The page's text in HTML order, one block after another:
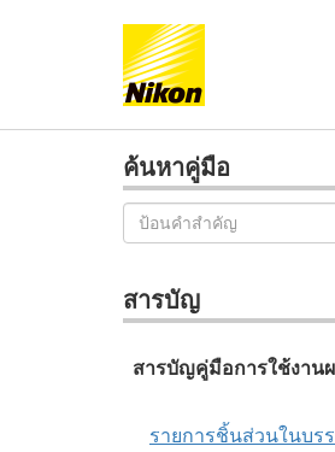
ค้นหาคู่มือ
สารบัญ
สารบัญคู่มือการใช้งาน
รายการชิ้นส่วนในบ